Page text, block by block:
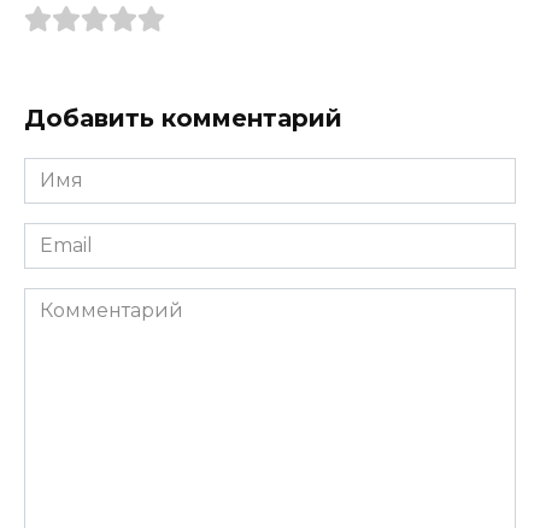
Добавить комментарий
Имя
*
Email
*
Комментарий